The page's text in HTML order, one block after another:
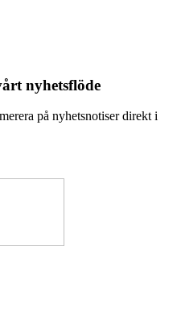
nyhetsflöde
på nyhetsnotiser direkt i